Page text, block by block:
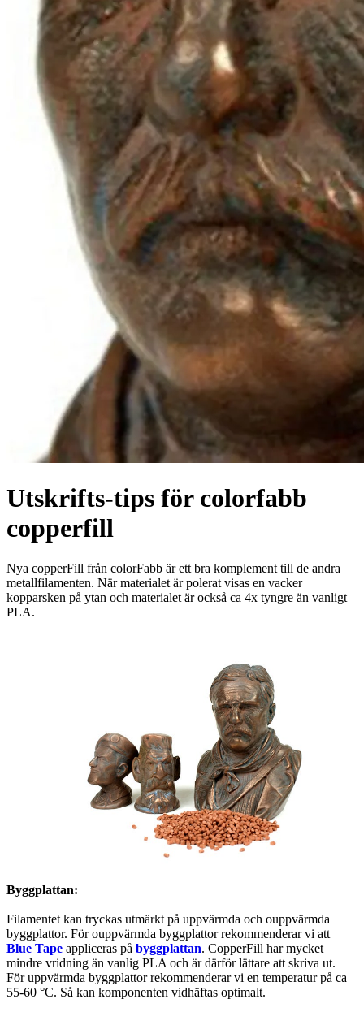
Utskrifts-tips för colorfabb
copperfill
Nya copperFill från colorFabb är ett bra komplement till de andra
metallfilamenten. När materialet är polerat visas en vacker
kopparsken på ytan och materialet är också ca 4x tyngre än vanligt
PLA.
Byggplattan:
Filamentet kan tryckas utmärkt på uppvärmda och ouppvärmda
byggplattor. För ouppvärmda byggplattor rekommenderar vi att
Blue Tape appliceras på byggplattan. CopperFill har mycket
mindre vridning än vanlig PLA och är därför lättare att skriva ut.
För uppvärmda byggplattor rekommenderar vi en temperatur på ca
55-60 °C. Så kan komponenten vidhäftas optimalt.